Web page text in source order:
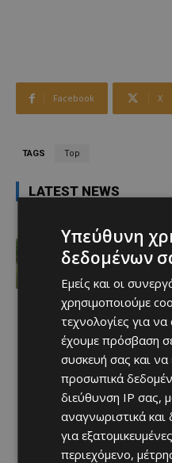
Facebook X
TAGS Top
LATEST NEWS
επί
Afentiko -
Υπεύθυνη
δεδομένων
Εμείς και οι
χρησιμοποιούμε
τεχνολογίες για
έχουμε πρόσβαση
συσκευή σας και
προσωπικά
διεύθυνση IP σας,
αναγνωριστικά και
για
περιεχόμενο,